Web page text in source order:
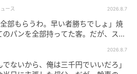
ース 2026.8.7
全部もらうわ。早い者勝ちでしょ」焼
のパンを全部持ってた客。だが、スタ
2026.8.7
でないから、俺は三千円でいいだろ」